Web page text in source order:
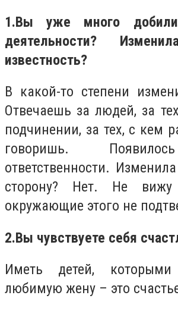
1.Вы уже много
деятельности?
известность?
В какой-то степени
Отвечаешь за людей, за
подчинении, за тех, с кем
говоришь.
ответственности.
сторону? Нет. Не
окружающие этого не
2.Вы чувствуете себя
Иметь детей,
любимую жену – это